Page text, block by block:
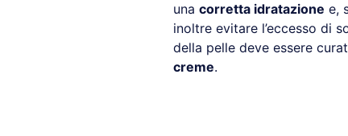
una corretta idratazione e,
inoltre evitare l’eccesso di
della pelle deve essere
creme.